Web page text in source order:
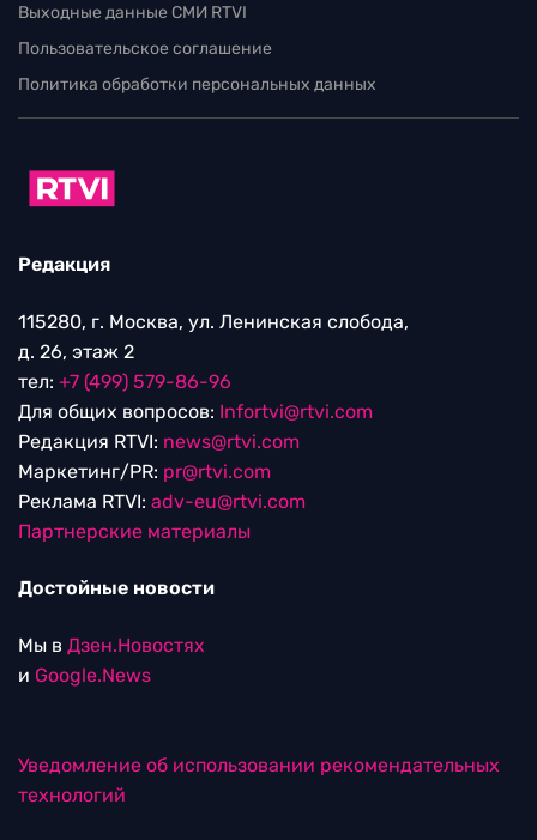
Выходные данные СМИ RTVI
Пользовательское соглашение
Политика обработки персональных данных
Редакция
115280, г. Москва, ул. Ленинская слобода,
д. 26, этаж 2
тел: +7 (499) 579-86-96
Для общих вопросов: Infortvi@rtvi.com
Редакция RTVI: news@rtvi.com
Маркетинг/PR: pr@rtvi.com
Реклама RTVI: adv-eu@rtvi.com
Партнерские материалы
Достойные новости
Мы в Дзен.Новостях
и Google.News
Уведомление об использовании рекомендательных
технологий